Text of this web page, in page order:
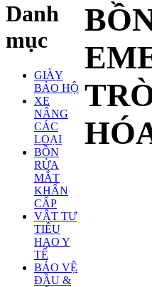
Danh
mục
GIÀY
BẢO HỘ
XE
NÂNG
CÁC
LOẠI
BỒN
RỬA
MẮT
KHẨN
CẤP
VẬT TƯ
TIÊU
HAO Y
TẾ
BẢO VỆ
ĐẦU &